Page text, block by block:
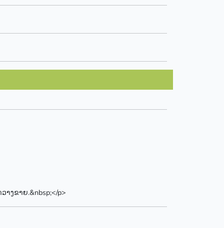
ງຂາຍ.&nbsp;</p>